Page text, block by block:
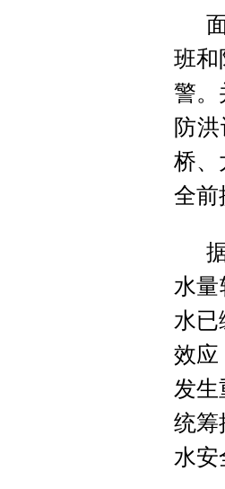
班和
警。
防
桥、
全前
水
水
效应
发
统筹
水安